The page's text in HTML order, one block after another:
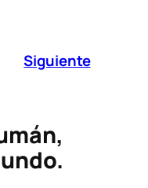
Siguiente